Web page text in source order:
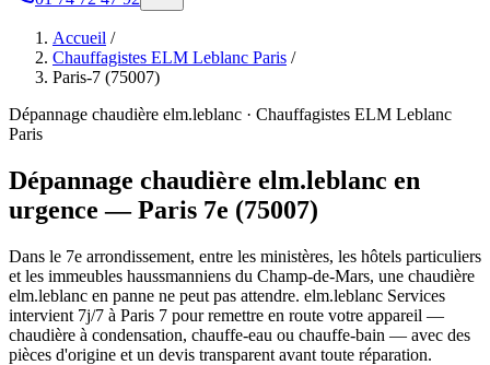
Accueil /
Chauffagistes ELM Leblanc Paris /
Paris-7 (75007)
Dépannage chaudière elm.leblanc · Chauffagistes ELM Leblanc
Paris
Dépannage chaudière elm.leblanc en
urgence — Paris 7e (75007)
Dans le 7e arrondissement, entre les ministères, les hôtels particuliers
et les immeubles haussmanniens du Champ-de-Mars, une chaudière
elm.leblanc en panne ne peut pas attendre. elm.leblanc Services
intervient 7j/7 à Paris 7 pour remettre en route votre appareil —
chaudière à condensation, chauffe-eau ou chauffe-bain — avec des
pièces d'origine et un devis transparent avant toute réparation.